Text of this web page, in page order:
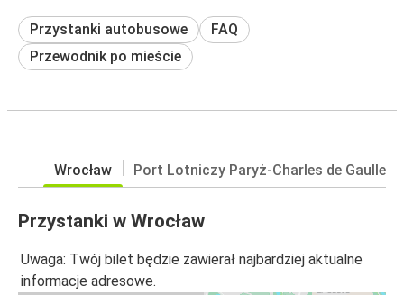
Przystanki autobusowe
FAQ
Przewodnik po mieście
Wrocław Port Lotniczy Paryż-Charles de Gaulle
Przystanki w Wrocław
Uwaga: Twój bilet będzie zawierał najbardziej aktualne
informacje adresowe.